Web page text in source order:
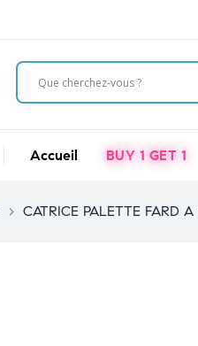
Accueil BUY 1 GET 1
> CATRICE PALETTE FARD A